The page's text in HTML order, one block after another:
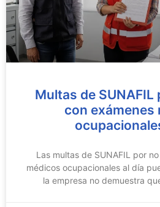
Multas de
con exámenes
Las multas de SUNAFIL por
médicos ocupacionales al día
la empresa no demuestra